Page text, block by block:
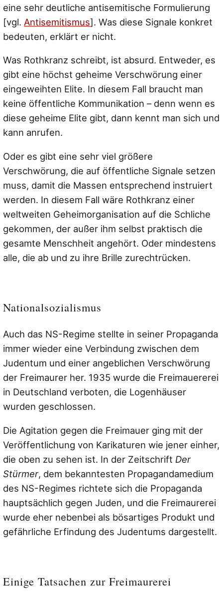
eine sehr deutliche antisemitische Formulierung
[vgl. Antisemitismus]. Was diese Signale konkret
bedeuten, erklärt er nicht.
Was Rothkranz schreibt, ist absurd. Entweder, es
gibt eine höchst geheime Verschwörung einer
eingeweihten Elite. In diesem Fall braucht man
keine öffentliche Kommunikation – denn wenn es
diese geheime Elite gibt, dann kennt man sich und
kann anrufen.
Oder es gibt eine sehr viel größere
Verschwörung, die auf öffentliche Signale setzen
muss, damit die Massen entsprechend instruiert
werden. In diesem Fall wäre Rothkranz einer
weltweiten Geheimorganisation auf die Schliche
gekommen, der außer ihm selbst praktisch die
gesamte Menschheit angehört. Oder mindestens
alle, die ab und zu ihre Brille zurechtrücken.
Nationalsozialismus
Auch das NS-Regime stellte in seiner Propaganda
immer wieder eine Verbindung zwischen dem
Judentum und einer angeblichen Verschwörung
der Freimaurer her. 1935 wurde die Freimauererei
in Deutschland verboten, die Logenhäuser
wurden geschlossen.
Die Agitation gegen die Freimauer ging mit der
Veröffentlichung von Karikaturen wie jener einher,
die oben zu sehen ist. In der Zeitschrift Der
Stürmer, dem bekanntesten Propagandamedium
des NS-Regimes richtete sich die Propaganda
hauptsächlich gegen Juden, und die Freimaurerei
wurde eher nebenbei als bösartiges Produkt und
gefährliche Erfindung des Judentums dargestellt.
Einige Tatsachen zur Freimaurerei